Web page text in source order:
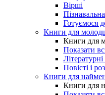
Вірші
Готуємося
Книги для
Книги для
Показати
Повісті і
Книги для
Книги для